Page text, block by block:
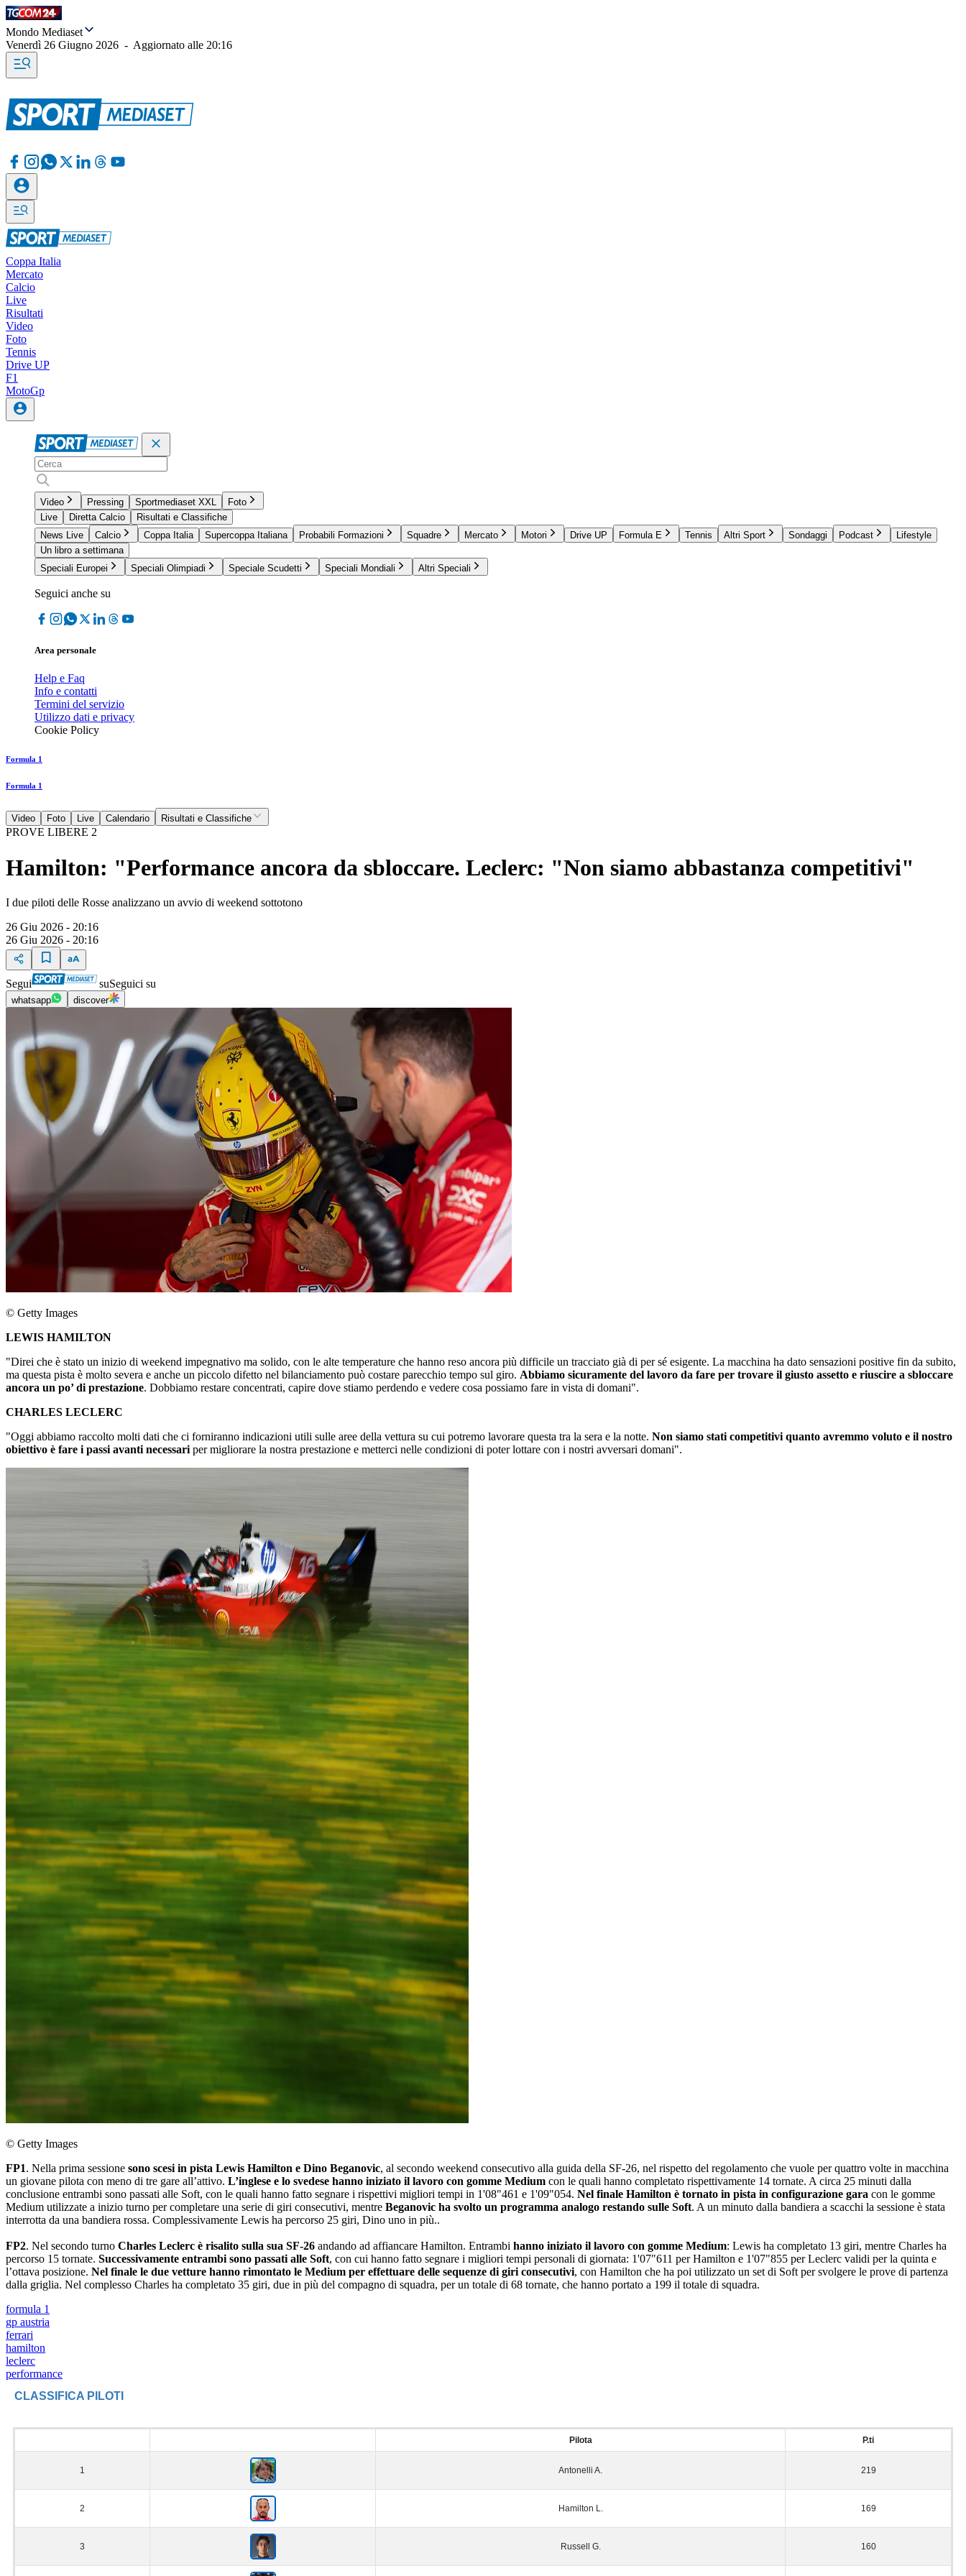
Mondo Mediaset
Venerdì 26 Giugno 2026 - Aggiornato alle 20:16
Coppa Italia
Mercato
Calcio
Live
Risultati
Video
Foto
Tennis
Drive UP
F1
MotoGp
Video Pressing Sportmediaset XXL
Foto
Live
Diretta Calcio
Risultati e Classifiche
News Live
Calcio Coppa Italia Supercoppa Italiana Probabili Formazioni Squadre Mercato Motori Drive UP Formula E Tennis Altri Sport Sondaggi Podcast
Lifestyle
Un libro a settimana
Speciali Europei
Speciali Olimpiadi Speciale Scudetti Speciali Mondiali Altri Speciali
Seguici anche su
Area personale
Help e Faq
Info e contatti
Termini del servizio
Utilizzo dati e privacy
Cookie Policy
Formula 1
Formula 1
Video Foto Live Calendario Risultati e Classifiche
PROVE LIBERE 2
Hamilton: "Performance ancora da sbloccare. Leclerc: "Non siamo abbastanza competitivi"
I due piloti delle Rosse analizzano un avvio di weekend sottotono
26 Giu 2026 - 20:16
26 Giu 2026 - 20:16
Segui suSeguici su
whatsapp discover
© Getty Images
LEWIS HAMILTON
"Direi che è stato un inizio di weekend impegnativo ma solido, con le alte temperature che hanno reso ancora più difficile un tracciato già di per sé esigente. La macchina ha dato sensazioni positive fin da subito,
ma questa pista è molto severa e anche un piccolo difetto nel bilanciamento può costare parecchio tempo sul giro. Abbiamo sicuramente del lavoro da fare per trovare il giusto assetto e riuscire a sbloccare
ancora un po’ di prestazione. Dobbiamo restare concentrati, capire dove stiamo perdendo e vedere cosa possiamo fare in vista di domani".
CHARLES LECLERC
"Oggi abbiamo raccolto molti dati che ci forniranno indicazioni utili sulle aree della vettura su cui potremo lavorare questa tra la sera e la notte. Non siamo stati competitivi quanto avremmo voluto e il nostro
obiettivo è fare i passi avanti necessari per migliorare la nostra prestazione e metterci nelle condizioni di poter lottare con i nostri avversari domani".
© Getty Images
FP1. Nella prima sessione sono scesi in pista Lewis Hamilton e Dino Beganovic, al secondo weekend consecutivo alla guida della SF-26, nel rispetto del regolamento che vuole per quattro volte in macchina
un giovane pilota con meno di tre gare all’attivo. L’inglese e lo svedese hanno iniziato il lavoro con gomme Medium con le quali hanno completato rispettivamente 14 tornate. A circa 25 minuti dalla
conclusione entrambi sono passati alle Soft, con le quali hanno fatto segnare i rispettivi migliori tempi in 1'08"461 e 1'09"054. Nel finale Hamilton è tornato in pista in configurazione gara con le gomme
Medium utilizzate a inizio turno per completare una serie di giri consecutivi, mentre Beganovic ha svolto un programma analogo restando sulle Soft. A un minuto dalla bandiera a scacchi la sessione è stata
interrotta da una bandiera rossa. Complessivamente Lewis ha percorso 25 giri, Dino uno in più..
FP2. Nel secondo turno Charles Leclerc è risalito sulla sua SF-26 andando ad affiancare Hamilton. Entrambi hanno iniziato il lavoro con gomme Medium: Lewis ha completato 13 giri, mentre Charles ha
percorso 15 tornate. Successivamente entrambi sono passati alle Soft, con cui hanno fatto segnare i migliori tempi personali di giornata: 1'07"611 per Hamilton e 1'07"855 per Leclerc validi per la quinta e
l’ottava posizione. Nel finale le due vetture hanno rimontato le Medium per effettuare delle sequenze di giri consecutivi, con Hamilton che ha poi utilizzato un set di Soft per svolgere le prove di partenza
dalla griglia. Nel complesso Charles ha completato 35 giri, due in più del compagno di squadra, per un totale di 68 tornate, che hanno portato a 199 il totale di squadra.
formula 1
gp austria
ferrari
hamilton
leclerc
performance